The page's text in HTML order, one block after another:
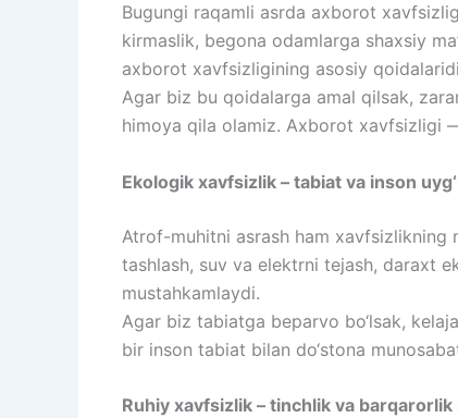
Bugungi raqamli asrda axborot
kirmaslik, begona odamlarga shaxsiy
axborot xavfsizligining asosiy
Agar biz bu qoidalarga amal qilsak,
himoya qila olamiz. Axborot xavfsizligi
Ekologik xavfsizlik – tabiat va inson
Atrof-muhitni asrash ham xavfsizlikning
tashlash, suv va elektrni tejash, daraxt
mustahkamlaydi.
Agar biz tabiatga beparvo bo‘lsak,
bir inson tabiat bilan do‘stona
Ruhiy xavfsizlik – tinchlik va barqarorlik